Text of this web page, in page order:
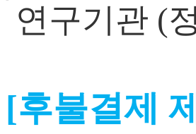
연구기관 (
[후불결제